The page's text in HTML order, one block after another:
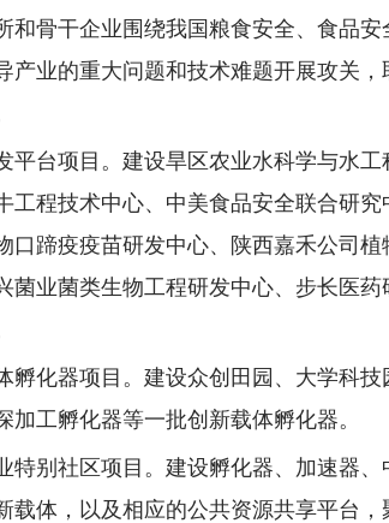
和骨干企业围绕我国粮食安全、食品安
产业的重大问题和技术难题开展攻关
平台项目。建设旱区农业水科学与水工
工程技术中心、中美食品安全联合研究
口蹄疫疫苗研发中心、陕西嘉禾公司植
菌业菌类生物工程研发中心、步长医药
孵化器项目。建设众创田园、大学科技
加工孵化器等一批创新载体孵化器。
特别社区项目。建设孵化器、加速器、
载体，以及相应的公共资源共享平台，